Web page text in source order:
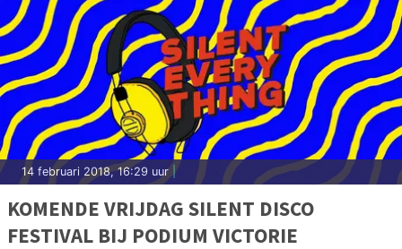
14 februari 2018, 16:29 uur |
KOMENDE VRIJDAG SILENT DISCO
FESTIVAL BIJ PODIUM VICTORIE